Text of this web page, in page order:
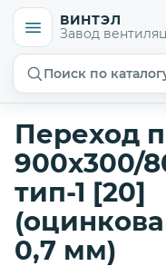
ВИНТЭЛ
Завод
Поиск по
Переход
900х300/
тип-1 [20]
0,7 мм)